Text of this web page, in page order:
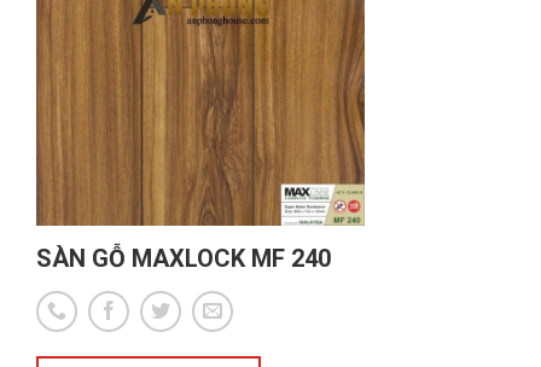
SÀN GỖ MAXLOCK MF 240